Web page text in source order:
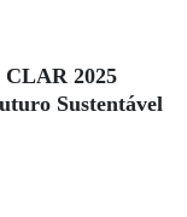
2025
Sustentável